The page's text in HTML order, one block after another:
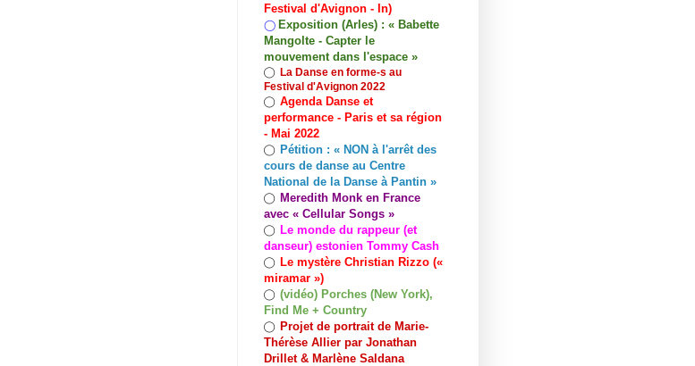
Festival d'Avignon - In)
◯ Exposition (Arles) : « Babette
Mangolte - Capter le
mouvement dans l'espace »
◯ La Danse en forme-s au
Festival d'Avignon 2022
◯ Agenda Danse et
performance - Paris et sa région
- Mai 2022
◯ Pétition : « NON à l'arrêt des
cours de danse au Centre
National de la Danse à Pantin »
◯ Meredith Monk en France
avec « Cellular Songs »
◯ Le monde du rappeur (et
danseur) estonien Tommy Cash
◯ Le mystère Christian Rizzo («
miramar »)
◯ (vidéo) Porches (New York),
Find Me + Country
◯ Projet de portrait de Marie-
Thérèse Allier par Jonathan
Drillet & Marlène Saldana